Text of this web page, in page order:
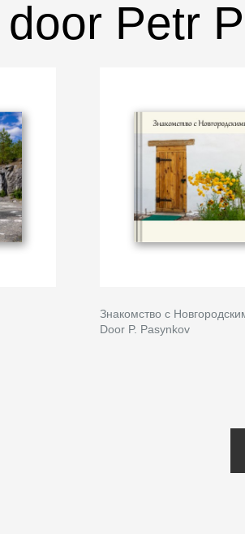
Petr
Знакомство с
Door P. Pasynkov